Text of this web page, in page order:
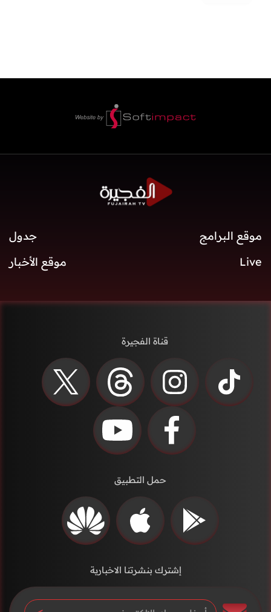
موقع البرامج
جدول
Live
موقع الأخبار
قناة الفجيرة
حمل التطبيق
إشترك بنشرتنا الاخبارية